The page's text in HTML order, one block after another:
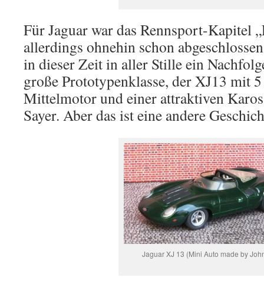
Für Jaguar war das Rennsport-Kapitel
allerdings ohnehin schon
in dieser Zeit in aller Stille ein
große Prototypenklasse, der XJ13 mit
Mittelmotor und einer attraktiven
Sayer. Aber das ist eine andere
Jaguar XJ 13 (Mini Auto made by